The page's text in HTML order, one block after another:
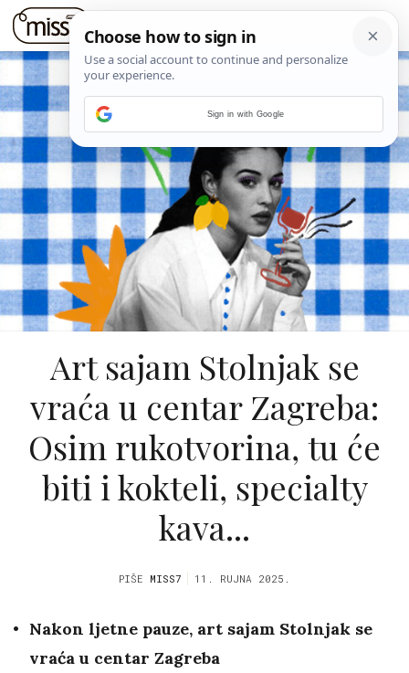
Art sajam Stolnjak se
vraća u centar Zagreba:
Osim rukotvorina, tu će
biti i kokteli, specialty
kava...
PIŠE MISS7 11. RUJNA 2025.
Nakon ljetne pauze, art sajam Stolnjak se
vraća u centar Zagreba
Sign in with Google